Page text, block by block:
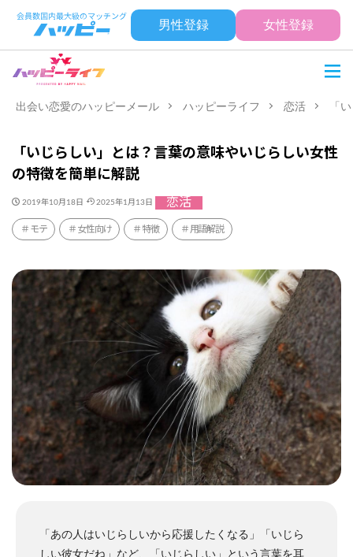
男性登録 女性登録
出会い恋愛のハッピーメール ハッピーライフ 恋活 「
「いじらしい」とは？言葉の意味やいじらしい女性
の特徴を簡単に解説
2019年10月18日 2025年1月13日 恋活
モテ 女性向け 特徴 用語解説
「あの人はいじらしいから応援したくなる」「いじら
しい彼女だね」など、「いじらしい」という言葉を耳